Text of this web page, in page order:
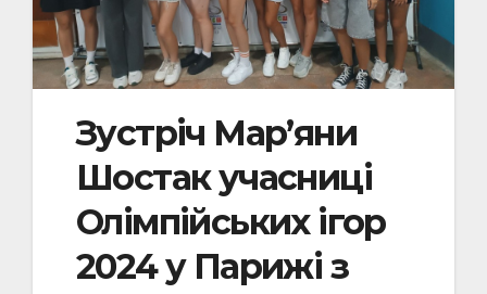
Зустріч Мар’яни
Шостак учасниці
Олімпійських ігор
2024 у Парижі з